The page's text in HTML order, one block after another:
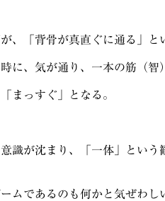
、「背骨が真直ぐに通る」と
に、気が通り、一本の筋（智
まっすぐ」となる。
識が沈まり、「一体」とい
ムであるのも何かと気ぜわし